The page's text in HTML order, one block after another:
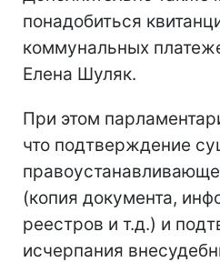
понадобиться
коммунальных
Елена Шуляк.
При этом
что подтверждение
(копия документа,
реестров и т.д.) и
исчерпания